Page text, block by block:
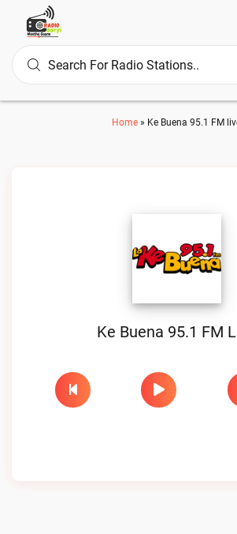
Home » Ke Buena 95.1 FM
Ke Buena 95.1 FM